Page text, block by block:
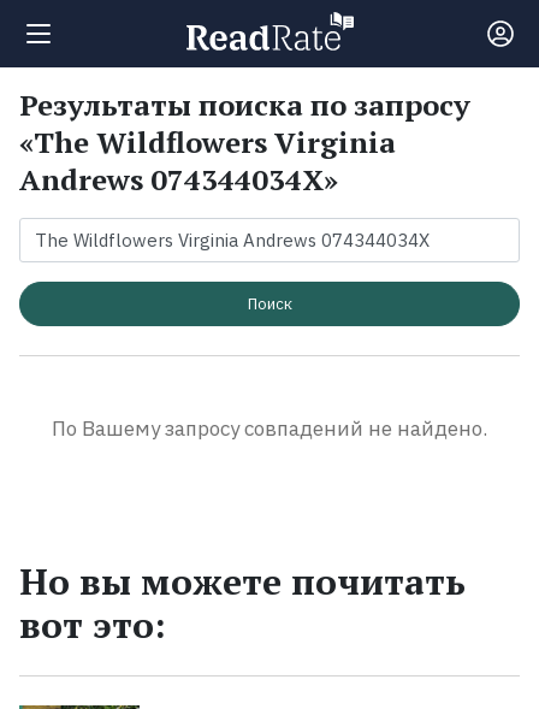
Поиск
Новости
Рейтинги
Экранизации
Результаты поиска по запросу
«The Wildflowers Virginia
Andrews 074344034X»
Поиск
По Вашему запросу совпадений не найдено.
Но вы можете почитать
вот это: